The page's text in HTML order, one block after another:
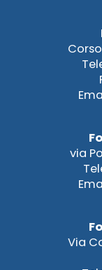
via
Via